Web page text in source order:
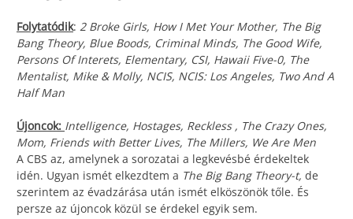
Folytatódik: 2 Broke Girls, How I Met Your Mother, The Big
Bang Theory, Blue Boods, Criminal Minds, The Good Wife,
Persons Of Interets, Elementary, CSI, Hawaii Five-0, The
Mentalist, Mike & Molly, NCIS, NCIS: Los Angeles, Two And A
Half Man
Újoncok: Intelligence, Hostages, Reckless , The Crazy Ones,
Mom, Friends with Better Lives, The Millers, We Are Men
A CBS az, amelynek a sorozatai a legkevésbé érdekeltek
idén. Ugyan ismét elkezdtem a The Big Bang Theory-t, de
szerintem az évadzárása után ismét elköszönök tőle. És
persze az újoncok közül se érdekel egyik sem.